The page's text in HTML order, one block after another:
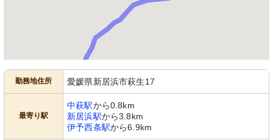
勤務地住所 愛媛県新居浜市萩生17
最寄り駅
中萩駅から0.8km
新居浜駅から3.8km
伊予西条駅から6.9km